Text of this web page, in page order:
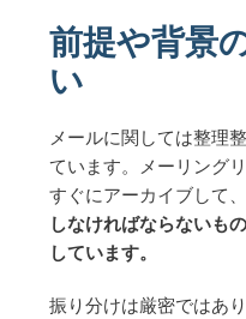
前提や背景
い
メールに関しては整理
ています。メーリング
すぐにアーカイブして、
しなければならないも
しています。
振り分けは厳密ではあ